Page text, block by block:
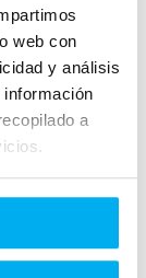
web con
y análisis
a
lapolítica de